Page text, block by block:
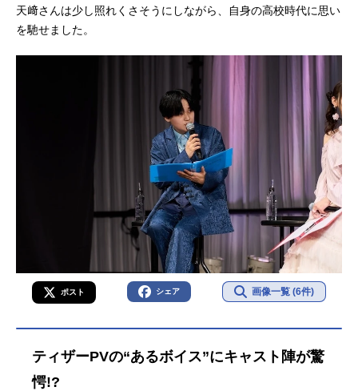
天﨑さんは少し照れくさそうにしながら、自身の高校時代に思い
を馳せました。
ポスト シェア 画像一覧 (6件)
ティザーPVの“あるボイス”にキャスト陣が驚
愕!?